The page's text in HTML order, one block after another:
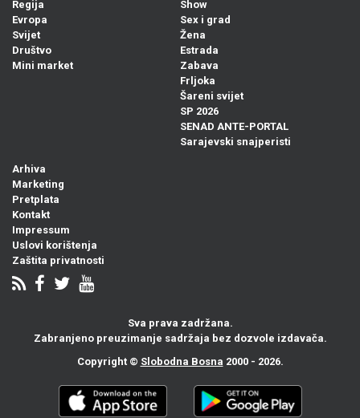
Regija
Evropa
Svijet
Društvo
Mini market
Show
Sex i grad
Žena
Estrada
Zabava
Frljoka
Šareni svijet
SP 2026
SENAD ANTE-PORTAL
Sarajevski snajperisti
Arhiva
Marketing
Pretplata
Kontakt
Impressum
Uslovi korištenja
Zaštita privatnosti
Sva prava zadržana.
Zabranjeno preuzimanje sadržaja bez dozvole izdavača.
Copyright © Slobodna Bosna 2000 - 2026.